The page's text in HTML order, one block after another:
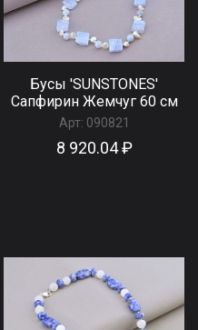
Бусы 'SUNSTONES'
Сапфирин Жемчуг 60 см
Арт: 090821
8 920.04 ₽